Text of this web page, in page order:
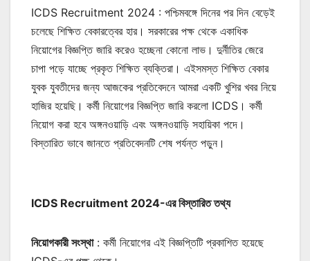
ICDS Recruitment 2024 : পশ্চিমবঙ্গে দিনের পর দিন বেড়েই
চলেছে শিক্ষিত বেকারত্বের হার। সরকারের পক্ষ থেকে একাধিক
নিয়োগের বিজ্ঞপ্তি জারি করেও হচ্ছেনা কোনো লাভ। দুর্নীতির জেরে
চাপা পড়ে যাচ্ছে প্রকৃত শিক্ষিত ব্যক্তিরা। এইসমস্ত শিক্ষিত বেকার
যুবক যুবতীদের জন্য আজকের প্রতিবেদনে আমরা একটি খুশির খবর নিয়ে
হাজির হয়েছি। কর্মী নিয়োগের বিজ্ঞপ্তি জারি করলো ICDS। কর্মী
নিয়োগ করা হবে অঙ্গনওয়াড়ি এবং অঙ্গনওয়াড়ি সহায়িকা পদে।
বিস্তারিত ভাবে জানতে প্রতিবেদনটি শেষ পর্যন্ত পড়ুন।
ICDS Recruitment 2024-এর বিস্তারিত তথ্য
নিয়োগকারী সংস্থা: কর্মী নিয়োগের এই বিজ্ঞপ্তিটি প্রকাশিত হয়েছে